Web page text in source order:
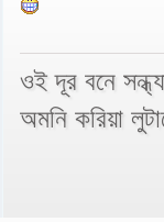
ওই দূর বনে
অমনি করিয়া